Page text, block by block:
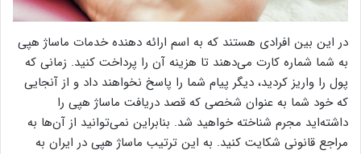
در این بین افرادی هستند که به اسم ارائه دهنده خدمات ماساژ هپی
به شما شماره کارت می‌دهند تا هزینه آن را پرداخت کنید. زمانی که
پول را واریز کردید، دیگر پیام شما را پاسخ نخواهند داد و از آنجایی
که خود شما به عنوان شخصی که قصد دریافت ماساژ هپی را
داشته‌اید مجرم شناخته خواهید شد. بنابراین نمی‌توانید از آن‌ها به
مراجع قانونی شکایت کنید. به این ترتیب ماساژ هپی در ایران به